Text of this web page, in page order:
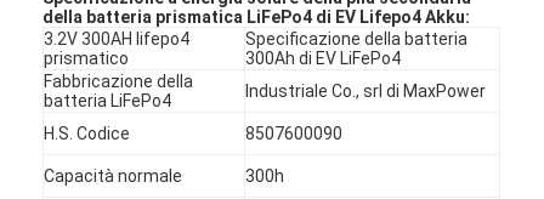
della batteria prismatica LiFePo4 di EV Lifepo4 Akku:
3.2V 300AH lifepo4
prismatico
Specificazione della batteria
300Ah di EV LiFePo4
Fabbricazione della
batteria LiFePo4
Industriale Co., srl di MaxPower
H.S. Codice 8507600090
Capacità normale 300h